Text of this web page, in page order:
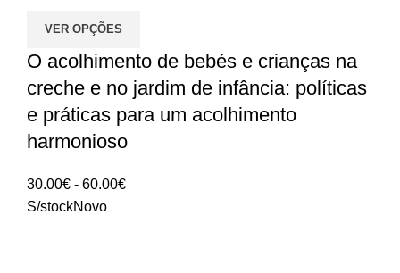
VER OPÇÕES
O acolhimento de bebés e crianças na
creche e no jardim de infância: políticas
e práticas para um acolhimento
harmonioso
30.00€ - 60.00€Intervalo
S/stockNovo